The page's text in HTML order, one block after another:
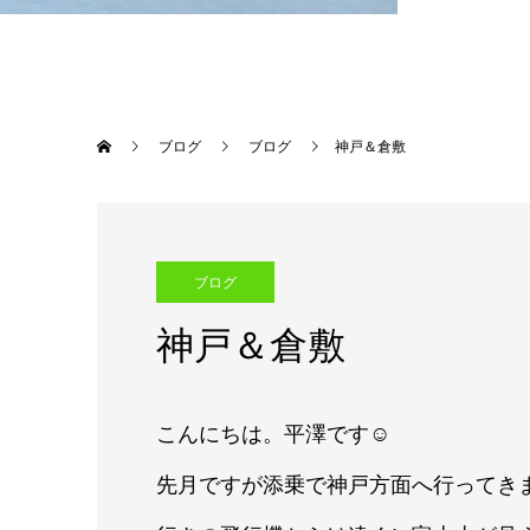
ブログ ブログ 神戸＆倉敷
ブログ
神戸＆倉敷
こんにちは。平澤です☺
先月ですが添乗で神戸方面へ行ってき